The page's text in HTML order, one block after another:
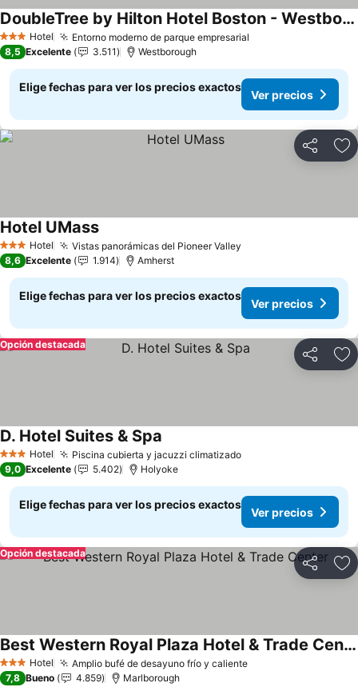
3 Estrellas
Hotel Entorno moderno de parque empresarial
DoubleTree by Hilton Hotel Boston - Westborough
Ver precios
8,5 Excelente 3.511 Westborough
Elige fechas para ver los precios exactos
Ver precios
Compartir
3 Estrellas
Hotel Vistas panorámicas del Pioneer Valley
Hotel UMassVer precios
8,6 Excelente 1.914 Amherst
Elige fechas para ver los precios exactos
Ver precios
Compartir
Opción destacada
3 Estrellas
Hotel Piscina cubierta y jacuzzi climatizadoVer precios
D. Hotel Suites & Spa
9,0 Excelente 5.402 Holyoke
Elige fechas para ver los precios exactos
Ver precios
Compartir
Opción destacada
3 Estrellas
Hotel Amplio bufé de desayuno frío y calienteVer precios
Best Western Royal Plaza Hotel & Trade Center
Ver precios
7,8 Bueno 4.859 Marlborough